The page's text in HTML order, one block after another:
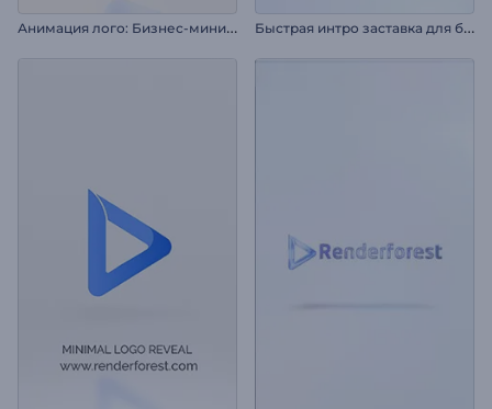
А
нимация лого: Бизнес-минимализм Б
ыстрая интро заставка для бизнеса